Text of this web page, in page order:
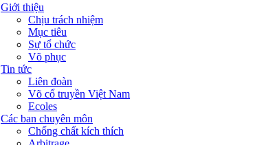
Giới thiệu
Chịu trách nhiệm
Mục tiêu
Sự tổ chức
Võ phục
Tin tức
Liên đoàn
Võ cổ truyền Việt Nam
Ecoles
Các ban chuyên môn
Chống chất kích thích